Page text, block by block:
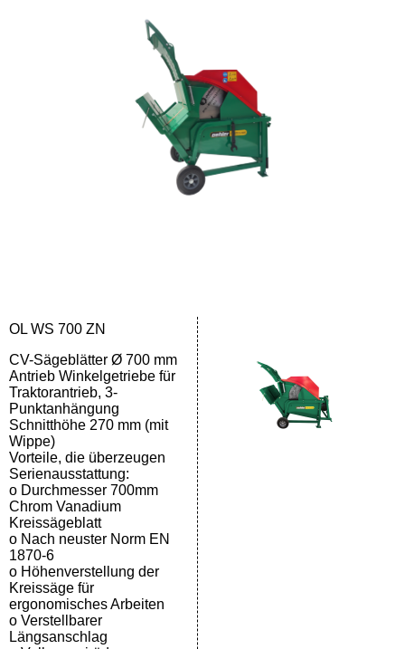
OL WS 700 ZN
CV-Sägeblätter Ø 700 mm
Antrieb Winkelgetriebe für
Traktorantrieb, 3-
Punktanhängung
Schnitthöhe 270 mm (mit
Wippe)
Vorteile, die überzeugen
Serienausstattung:
o Durchmesser 700mm
Chrom Vanadium
Kreissägeblatt
o Nach neuster Norm EN
1870-6
o Höhenverstellung der
Kreissäge für
ergonomisches Arbeiten
o Verstellbarer
Längsanschlag